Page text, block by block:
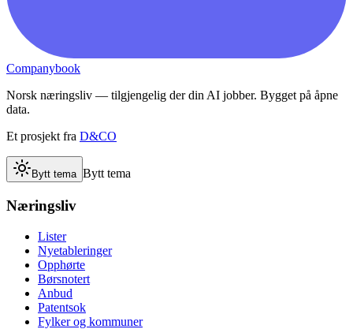
Companybook
Norsk næringsliv — tilgjengelig der din AI jobber. Bygget på åpne
data.
Et prosjekt fra D&CO
Bytt tema Bytt tema
Næringsliv
Lister
Nyetableringer
Opphørte
Børsnotert
Anbud
Patentsok
Fylker og kommuner